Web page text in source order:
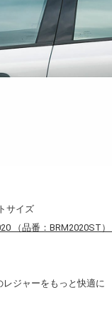
サイズ
（品番：BRM2020ST
レジャーをもっと快適に